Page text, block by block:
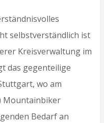
selbstverständlich ist
Kreisverwaltung im
das gegenteilige
wo am
Mountainbiker
Bedarf an